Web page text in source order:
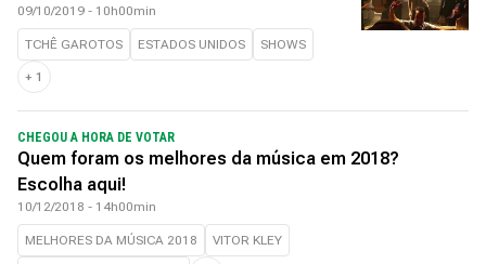
09/10/2019 - 10h00min
TCHÊ GAROTOS ESTADOS UNIDOS SHOWS
+ 1
CHEGOU A HORA DE VOTAR
Quem foram os melhores da música em 2018?
Escolha aqui!
10/12/2018 - 14h00min
MELHORES DA MÚSICA 2018 VITOR KLEY